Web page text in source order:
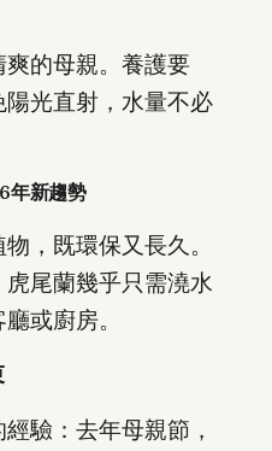
的母親。養護要
光直射，水量不必
年新趨勢
，既環保又長久。
尾蘭幾乎只需澆水
或廚房。
驗：去年母親節，